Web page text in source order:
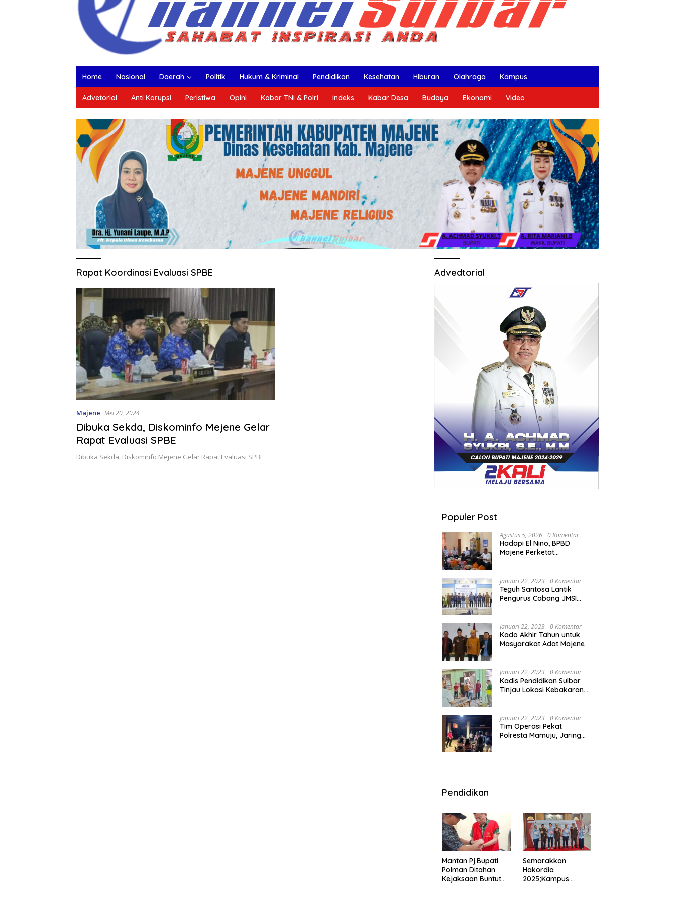
Home Nasional Daerah Politik Hukum & Kriminal Pendidikan Kesehatan Hiburan Olahraga Kampus
Advetorial Anti Korupsi Peristiwa Opini Kabar TNI & Polri Indeks Kabar Desa Budaya Ekonomi Video
Rapat Koordinasi Evaluasi SPBE
Majene Mei 20, 2024
Dibuka Sekda, Diskominfo Mejene Gelar
Rapat Evaluasi SPBE
Dibuka Sekda, Diskominfo Mejene Gelar Rapat Evaluasi SPBE
Advedtorial
Populer Post
Agustus 5, 2026 0 Komentar
Hadapi El Nino, BPBD
Majene Perketat
Januari 22, 2023 0 Komentar
Teguh Santosa Lantik
Pengurus Cabang JMSI
Januari 22, 2023 0 Komentar
Kado Akhir Tahun untuk
Masyarakat Adat Majene
Januari 22, 2023 0 Komentar
Kadis Pendidikan Sulbar
Tinjau Lokasi Kebakaran
Januari 22, 2023 0 Komentar
Tim Operasi Pekat
Polresta Mamuju, Jaring
Pendidikan
Mantan Pj.Bupati
Polman Ditahan
Kejaksaan Buntut
Semarakkan
Hakordia
2025;Kampus